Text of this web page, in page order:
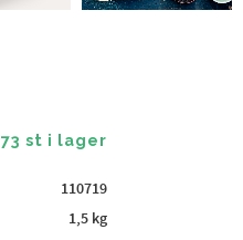
73 st i lager
110719
1,5 kg